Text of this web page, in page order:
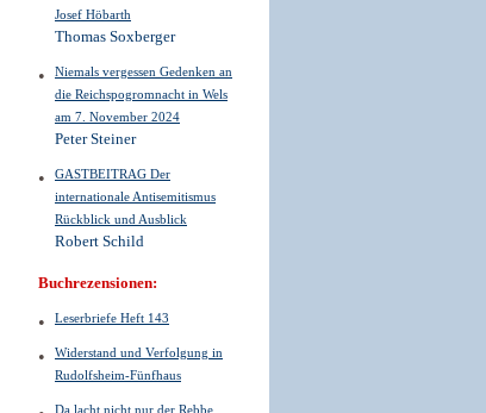
Josef Höbarth
Thomas Soxberger
Niemals vergessen Gedenken an
die Reichspogromnacht in Wels
am 7. November 2024
Peter Steiner
GASTBEITRAG Der
internationale Antisemitismus
Rückblick und Ausblick
Robert Schild
Buchrezensionen:
Leserbriefe Heft 143
Widerstand und Verfolgung in
Rudolfsheim-Fünfhaus
Da lacht nicht nur der Rebbe